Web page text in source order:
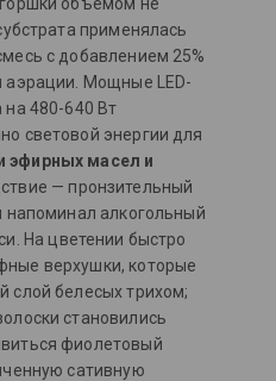
применялась
с добавлением 25%
аэрации. Мощные LED-
на 480-640 Вт
световой энергии для
эфирных масел и
— пронзительный
напоминал алкогольный
На цветении быстро
верхушки, которые
слой белесых трихом;
становились
фиолетовый
сативную